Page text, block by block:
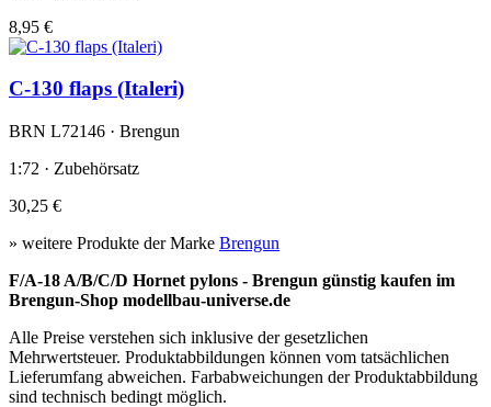
8,95 €
C-130 flaps (Italeri)
BRN L72146 · Brengun
1:72 · Zubehörsatz
30,25 €
» weitere Produkte der Marke Brengun
F/A-18 A/B/C/D Hornet pylons - Brengun günstig kaufen im
Brengun-Shop modellbau-universe.de
Alle Preise verstehen sich inklusive der gesetzlichen
Mehrwertsteuer. Produktabbildungen können vom tatsächlichen
Lieferumfang abweichen. Farbabweichungen der Produktabbildung
sind technisch bedingt möglich.